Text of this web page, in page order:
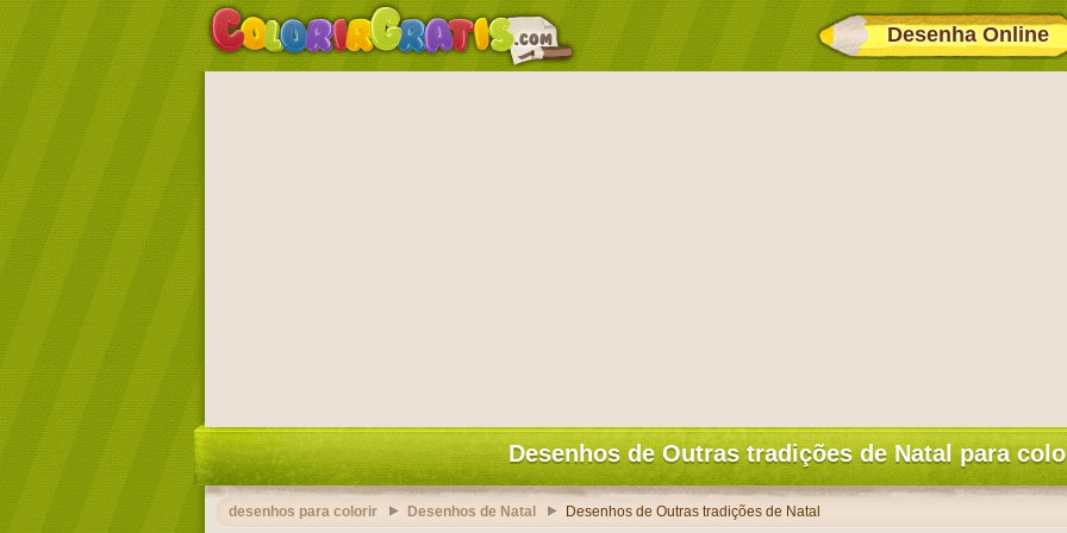
Desenha Online
Desenhos de Outras tradições de Natal para
desenhos para colorir Desenhos de Natal Desenhos de Outras tradições de Natal